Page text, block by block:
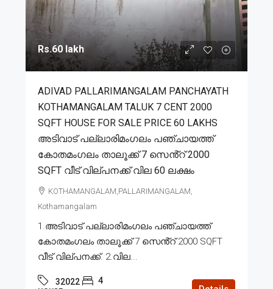
Rs.60 lakh
ADIVAD PALLARIMANGALAM PANCHAYATH
KOTHAMANGALAM TALUK 7 CENT 2000
SQFT HOUSE FOR SALE PRICE 60 LAKHS
അടിവാട് പല്ലാരിമംഗലം പഞ്ചായത്ത്
കോതമംഗലം താലൂക്ക് 7 സെൻ്റ് 2000
SQFT വീട് വില്പനക്ക് വില 60 ലക്ഷം
KOTHAMANGALAM,PALLARIMANGALAM,
Kothamangalam
1.അടിവാട് പല്ലാരിമംഗലം പഞ്ചായത്ത്
കോതമംഗലം താലൂക്ക് 7 സെൻ്റ് 2000 SQFT
വീട് വില്പനക്ക്. 2.വില...
32022 4